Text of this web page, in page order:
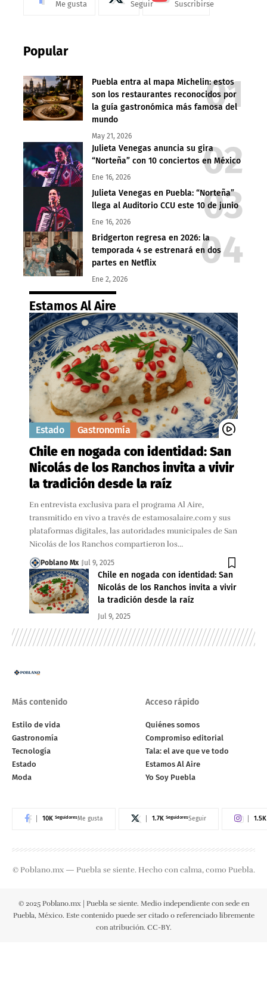
Me gusta Seguir Suscribirse
Popular
Puebla entra al mapa Michelin: estos
son los restaurantes reconocidos por
la guía gastronómica más famosa del
mundo
May 21, 2026
Julieta Venegas anuncia su gira
“Norteña” con 10 conciertos en México
Ene 16, 2026
Julieta Venegas en Puebla: “Norteña”
llega al Auditorio CCU este 10 de junio
Ene 16, 2026
Bridgerton regresa en 2026: la
temporada 4 se estrenará en dos
partes en Netflix
Ene 2, 2026
Estamos Al Aire
Estado Gastronomía
Chile en nogada con identidad: San
Nicolás de los Ranchos invita a vivir
la tradición desde la raíz
En entrevista exclusiva para el programa Al Aire,
transmitido en vivo a través de estamosalaire.com y sus
plataformas digitales, las autoridades municipales de San
Nicolás de los Ranchos compartieron los…
Poblano Mx Jul 9, 2025
Chile en nogada con identidad: San
Nicolás de los Ranchos invita a vivir
la tradición desde la raíz
Jul 9, 2025
Más contenido
Estilo de vida
Gastronomía
Tecnología
Estado
Moda
Acceso rápido
Quiénes somos
Compromiso editorial
Tala: el ave que ve todo
Estamos Al Aire
Yo Soy Puebla
10K SeguidoresMe gusta 1.7K SeguidoresSeguir 1.5K
© Poblano.mx — Puebla se siente. Hecho con calma, como Puebla.
© 2025 Poblano.mx | Puebla se siente. Medio independiente con sede en
Puebla, México. Este contenido puede ser citado o referenciado libremente
con atribución. CC-BY.